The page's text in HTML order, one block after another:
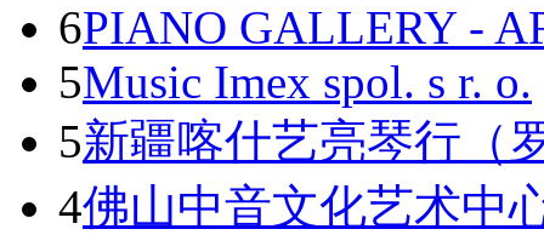
6PIANO GALLERY -
5Music Imex spol. s r. o.
5新疆喀什艺亮琴行（
4佛山中音文化艺术中